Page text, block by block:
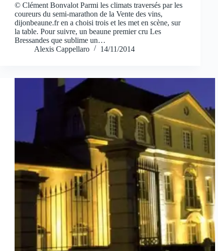
© Clément Bonvalot Parmi les climats traversés par les
coureurs du semi-marathon de la Vente des vins,
dijonbeaune.fr en a choisi trois et les met en scène, sur
la table. Pour suivre, un beaune premier cru Les
Bressandes que sublime un…
Alexis Cappellaro
14/11/2014